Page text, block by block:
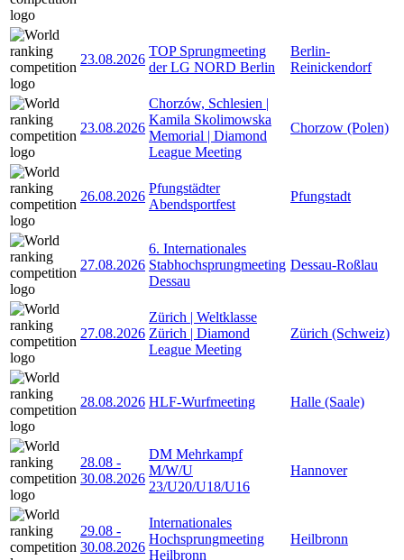
23.08.2026
TOP Sprungmeeting
der LG NORD Berlin
Berlin-
Reinickendorf
23.08.2026
Chorzów, Schlesien |
Kamila Skolimowska
Memorial | Diamond
League Meeting
Chorzow (Polen)
26.08.2026
Pfungstädter
Abendsportfest
Pfungstadt
27.08.2026
6. Internationales
Stabhochsprungmeeting
Dessau
Dessau-Roßlau
27.08.2026
Zürich | Weltklasse
Zürich | Diamond
League Meeting
Zürich (Schweiz)
28.08.2026 HLF-Wurfmeeting Halle (Saale)
28.08 -
30.08.2026
DM Mehrkampf
M/W/U
23/U20/U18/U16
Hannover
29.08 -
30.08.2026
Internationales
Hochsprungmeeting
Heilbronn
Heilbronn